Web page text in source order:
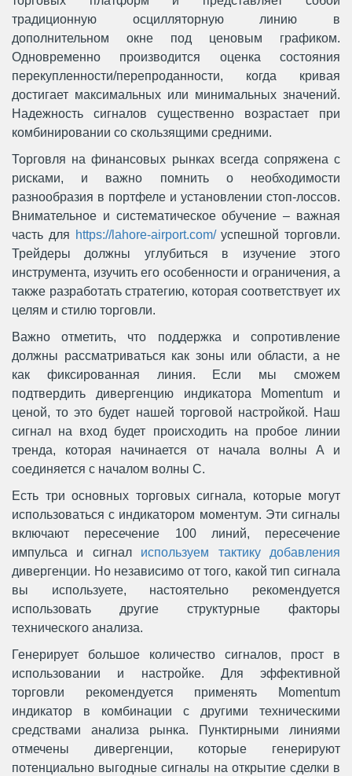
традиционную осцилляторную линию в
дополнительном окне под ценовым графиком.
Одновременно производится оценка состояния
перекупленности/перепроданности, когда кривая
достигает максимальных или минимальных значений.
Надежность сигналов существенно возрастает при
комбинировании со скользящими средними.
Торговля на финансовых рынках всегда сопряжена с
рисками, и важно помнить о необходимости
разнообразия в портфеле и установлении стоп-лоссов.
Внимательное и систематическое обучение – важная
часть для https://lahore-airport.com/успешной торговли.
Трейдеры должны углубиться в изучение этого
инструмента, изучить его особенности и ограничения, а
также разработать стратегию, которая соответствует их
целям и стилю торговли.
Важно отметить, что поддержка и сопротивление
должны рассматриваться как зоны или области, а не
как фиксированная линия. Если мы сможем
подтвердить дивергенцию индикатора Momentum и
ценой, то это будет нашей торговой настройкой. Наш
сигнал на вход будет происходить на пробое линии
тренда, которая начинается от начала волны A и
соединяется с началом волны C.
Есть три основных торговых сигнала, которые могут
использоваться с индикатором моментум. Эти сигналы
включают пересечение 100 линий, пересечение
импульса и сигнал используем тактику добавления
дивергенции. Но независимо от того, какой тип сигнала
вы используете, настоятельно рекомендуется
использовать другие структурные факторы
технического анализа.
Генерирует большое количество сигналов, прост в
использовании и настройке. Для эффективной
торговли рекомендуется применять Momentum
индикатор в комбинации с другими техническими
средствами анализа рынка. Пунктирными линиями
отмечены дивергенции, которые генерируют
потенциально выгодные сигналы на открытие сделки в